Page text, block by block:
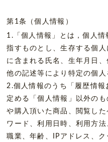
第1条（個人情報）
1.「個人情報」とは，個人
指すものとし、生存する個
に含まれる氏名、生年月日
他の記述等により特定の個
2.個人情報のうち「履歴情
定める「個人情報」以外の
や購入頂いた商品、閲覧し
ワード、利用日時、利用方
職業、年齢、IPアドレス、